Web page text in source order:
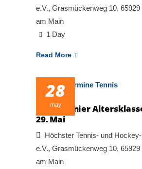
e.V., Grasmückenweg 10,
am Main
1 Day
Read More
28
may
Tagesturnier
29. Mai
Höchster Tennis- und
e.V., Grasmückenweg 10,
am Main